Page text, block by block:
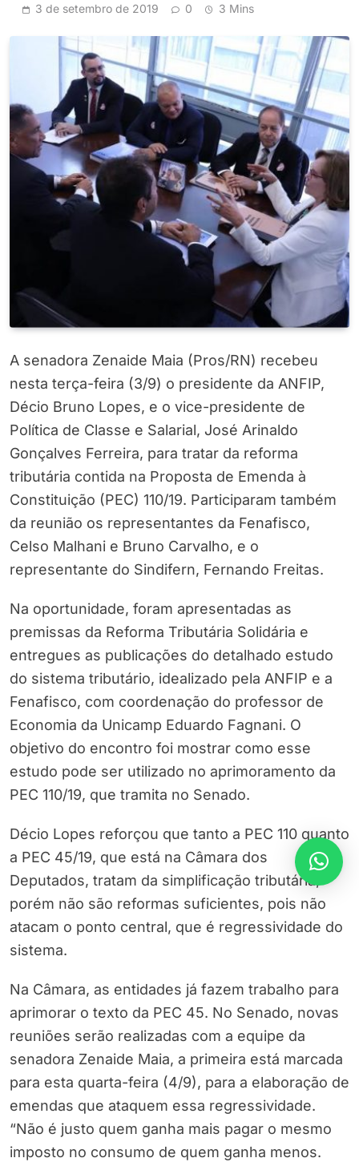
3 de setembro de 2019 0 3 Mins
A senadora Zenaide Maia (Pros/RN) recebeu
nesta terça-feira (3/9) o presidente da ANFIP,
Décio Bruno Lopes, e o vice-presidente de
Política de Classe e Salarial, José Arinaldo
Gonçalves Ferreira, para tratar da reforma
tributária contida na Proposta de Emenda à
Constituição (PEC) 110/19. Participaram também
da reunião os representantes da Fenafisco,
Celso Malhani e Bruno Carvalho, e o
representante do Sindifern, Fernando Freitas.
Na oportunidade, foram apresentadas as
premissas da Reforma Tributária Solidária e
entregues as publicações do detalhado estudo
do sistema tributário, idealizado pela ANFIP e a
Fenafisco, com coordenação do professor de
Economia da Unicamp Eduardo Fagnani. O
objetivo do encontro foi mostrar como esse
estudo pode ser utilizado no aprimoramento da
PEC 110/19, que tramita no Senado.
Décio Lopes reforçou que tanto a PEC 110 quanto
a PEC 45/19, que está na Câmara dos
Deputados, tratam da simplificação tributária,
porém não são reformas suficientes, pois não
atacam o ponto central, que é regressividade do
sistema.
Na Câmara, as entidades já fazem trabalho para
aprimorar o texto da PEC 45. No Senado, novas
reuniões serão realizadas com a equipe da
senadora Zenaide Maia, a primeira está marcada
para esta quarta-feira (4/9), para a elaboração de
emendas que ataquem essa regressividade.
“Não é justo quem ganha mais pagar o mesmo
imposto no consumo de quem ganha menos.